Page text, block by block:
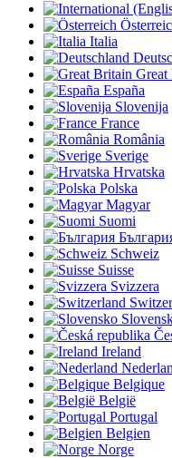
Italia
Great
España
Slovenija
France
România
Sverige
Hrvatska
Polska
Magyar
Suomi
Schweiz
Suisse
Svizzera
Ireland
Belgique
België
Portugal
Belgien
Norge